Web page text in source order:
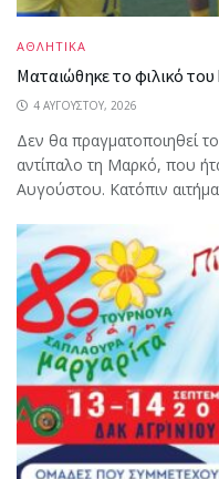
ΑΘΛΗΤΙΚΑ
Ματαιώθηκε το φιλικό
4 ΑΥΓΟΎΣΤΟΥ, 2026
Δεν θα πραγματοποιηθεί
αντίπαλο τη Μαρκό, που
Αυγούστου. Κατόπιν